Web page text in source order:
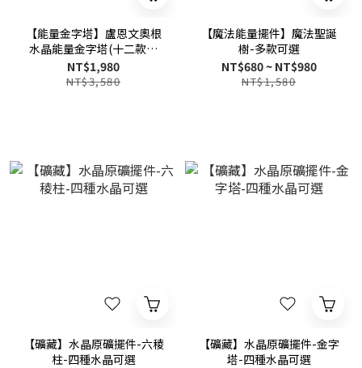
【能量金字塔】盧恩文奧根
水晶能量金字塔(十二款可
選)
NT$1,980
NT$3,580
【魔法能量擺件】魔法聖誕
樹-多款可選
NT$680 ~ NT$980
NT$1,580
【礦藏】水晶原礦擺件-六稜
柱-四種水晶可選
【礦藏】水晶原礦擺件-金字
塔-四種水晶可選